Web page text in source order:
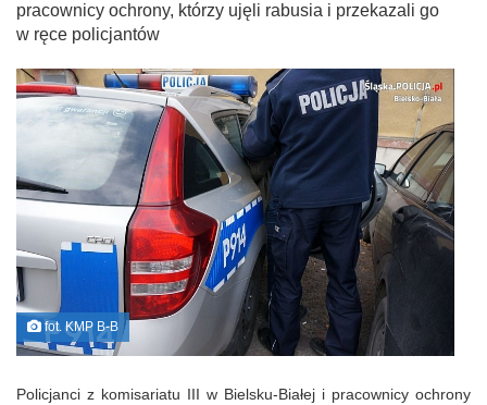
pracownicy ochrony, którzy ujęli rabusia i przekazali go
w ręce policjantów
fot. KMP B-B
Policjanci z komisariatu III w Bielsku-Białej i pracownicy ochrony